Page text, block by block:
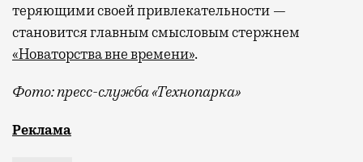
теряющими своей привлекательности —
становится главным смысловым стержнем
«Новаторства вне времени».
Фото: пресс-служба «Технопарка»
Рекламные кампании техники редко выходят за
Реклама